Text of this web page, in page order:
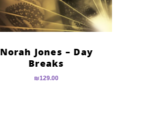
Norah Jones – Day
Breaks
₪129.00